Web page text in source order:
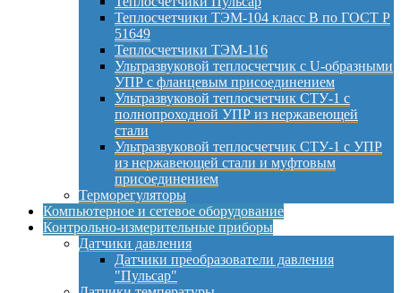
Теплосчетчики ТЭМ-104 класс B по ГОСТ Р
51649
Теплосчетчики ТЭМ-116
Ультразвуковой теплосчетчик с U-образными
УПР с фланцевым присоединением
Ультразвуковой теплосчетчик СТУ-1 с
полнопроходной УПР из нержавеющей
стали
Ультразвуковой теплосчетчик СТУ-1 с УПР
из нержавеющей стали и муфтовым
присоединением
Терморегуляторы
Компьютерное и сетевое оборудование
Контрольно-измерительные приборы
Датчики давления
Датчики преобразователи давления
"Пульсар"